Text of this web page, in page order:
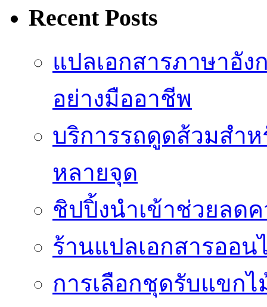
Recent Posts
แปลเอกสารภาษาอั
อย่างมืออาชีพ
บริการรถดูดส้วมสำ
หลายจุด
ชิปปิ้งนำเข้าช่วยลด
ร้านแปลเอกสารออน
การเลือกชุดรับแขก